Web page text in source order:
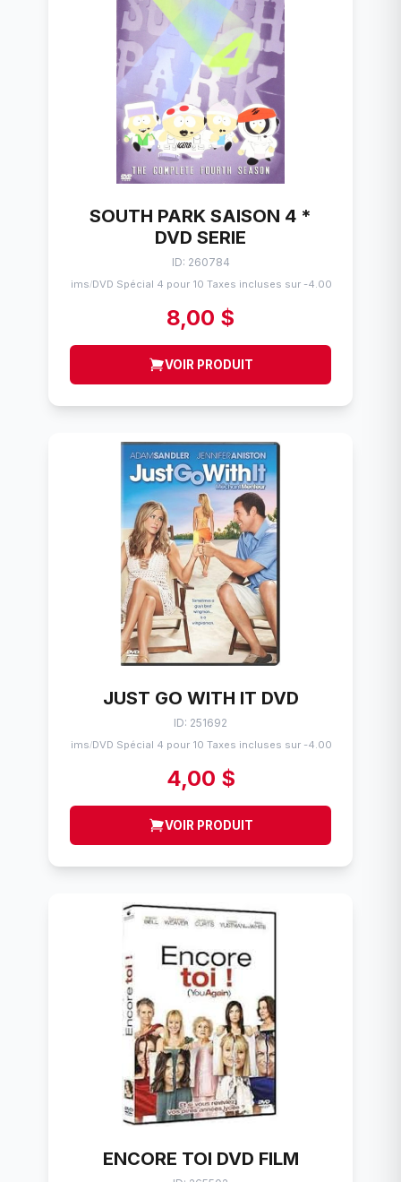
SOUTH PARK SAISON 4 *
DVD SERIE
ID: 260784
Flims/DVD Spécial 4 pour 10 Taxes incluses sur -4.00$
8,00 $
VOIR PRODUIT
JUST GO WITH IT DVD
ID: 251692
Flims/DVD Spécial 4 pour 10 Taxes incluses sur -4.00$
4,00 $
VOIR PRODUIT
ENCORE TOI DVD FILM